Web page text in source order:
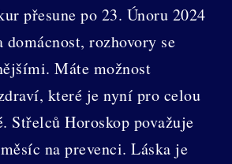
přesune po 23. Únoru 2024
rozhovory se
Máte možnost
které je nyní pro celou
Střelců Horoskop považuje
na prevenci. Láska je